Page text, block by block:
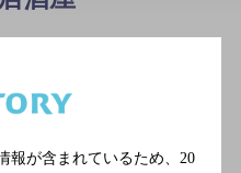
屋]
報が含まれているため、 20